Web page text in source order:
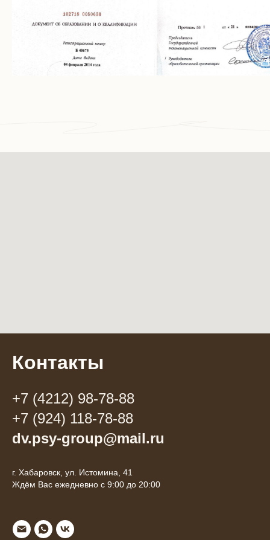
Контакты
+7 (4212) 98-78-88
+7 (924) 118-78-88
dv.psy-group@mail.ru
г. Хабаровск, ул. Истомина, 41
Ждём Вас ежедневно с 9:00 до 20:00